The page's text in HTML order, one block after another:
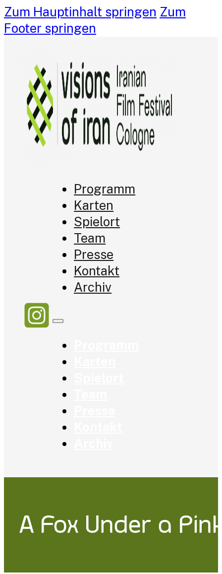
Zum Hauptinhalt springen Zum
Footer springen
Programm
Karten
Spielort
Team
Presse
Kontakt
Archiv
A Fox Under a